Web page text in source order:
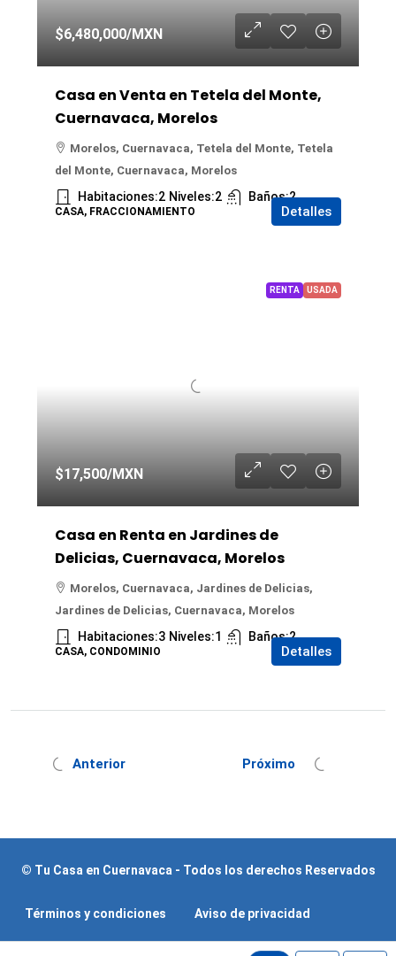
$6,480,000/MXN
Casa en Venta en Tetela del Monte,
Cuernavaca, Morelos
Morelos, Cuernavaca, Tetela del Monte, Tetela
del Monte, Cuernavaca, Morelos
Habitaciones:2 Niveles:2 Baños:2
CASA, FRACCIONAMIENTO Detalles
RENTA USADA
$17,500/MXN
Casa en Renta en Jardines de
Delicias, Cuernavaca, Morelos
Morelos, Cuernavaca, Jardines de Delicias,
Jardines de Delicias, Cuernavaca, Morelos
Habitaciones:3 Niveles:1 Baños:2
CASA, CONDOMINIO Detalles
Anterior Próximo
© Tu Casa en Cuernavaca - Todos los derechos Reservados
Términos y condiciones Aviso de privacidad